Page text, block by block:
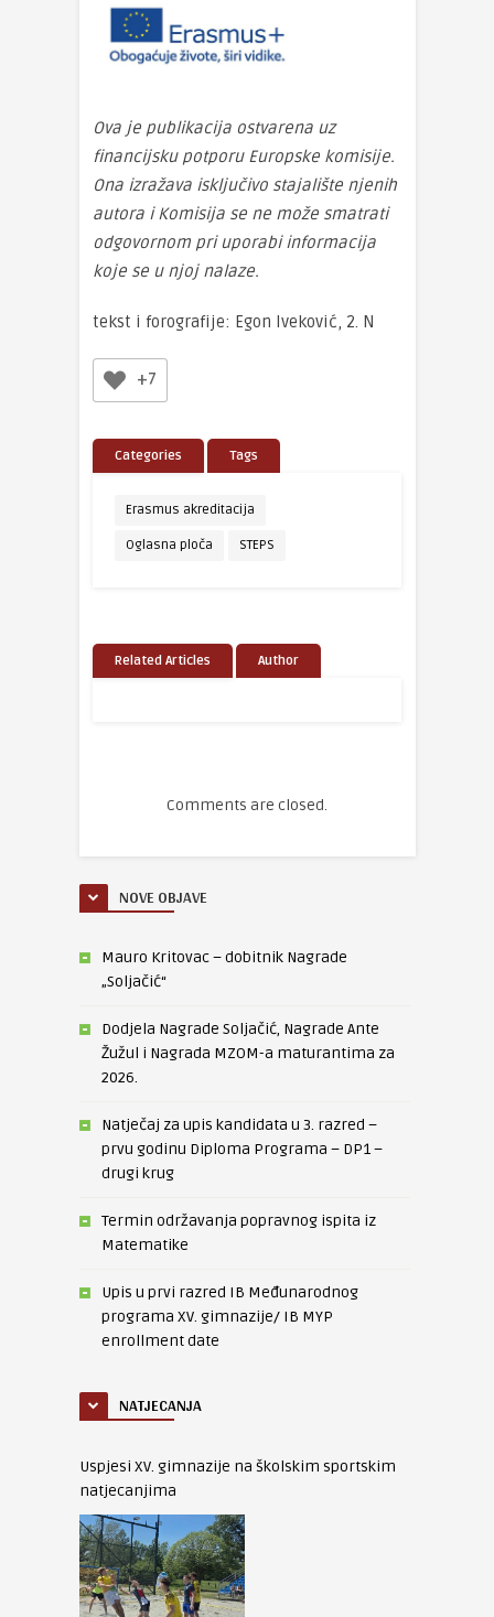
Ova je publikacija ostvarena uz
financijsku potporu Europske komisije.
Ona izražava isključivo stajalište njenih
autora i Komisija se ne može smatrati
odgovornom pri uporabi informacija
koje se u njoj nalaze.
tekst i forografije: Egon Iveković, 2. N
+7
Categories Tags
Erasmus akreditacija
Oglasna ploča STEPS
Related Articles Author
Comments are closed.
NOVE OBJAVE
Mauro Kritovac – dobitnik Nagrade
„Soljačić“
Dodjela Nagrade Soljačić, Nagrade Ante
Žužul i Nagrada MZOM-a maturantima za
2026.
Natječaj za upis kandidata u 3. razred –
prvu godinu Diploma Programa – DP1 –
drugi krug
Termin održavanja popravnog ispita iz
Matematike
Upis u prvi razred IB Međunarodnog
programa XV. gimnazije/ IB MYP
enrollment date
NATJECANJA
Uspjesi XV. gimnazije na školskim sportskim
natjecanjima